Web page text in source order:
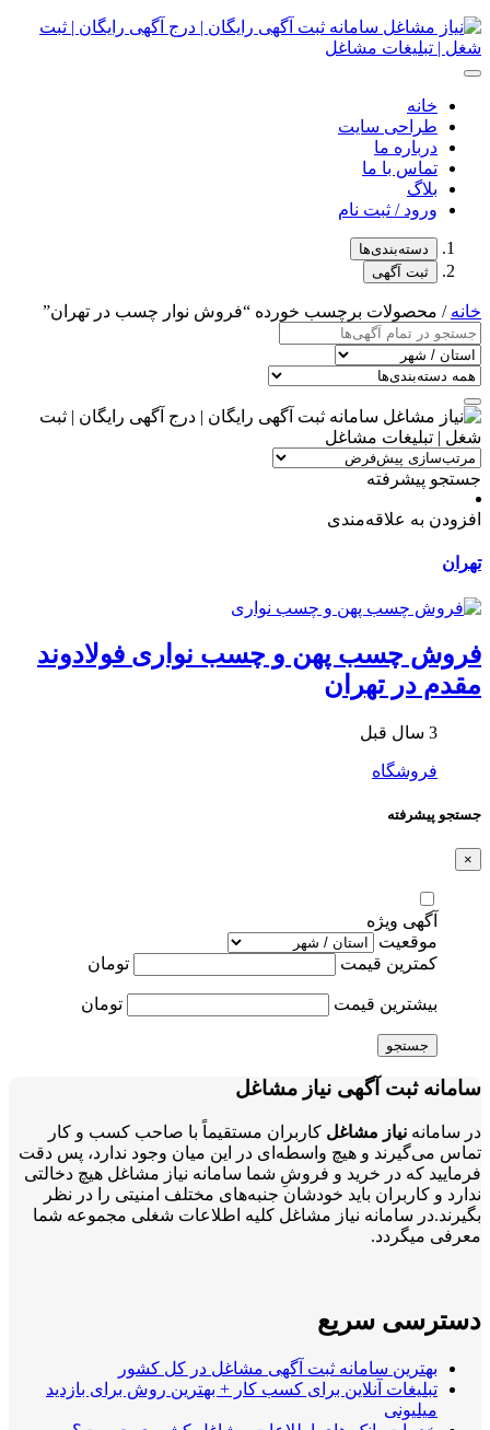
خانه
طراحی سایت
درباره ما
تماس با ما
بلاگ
ورود / ثبت نام
دسته‌بندی‌ها
ثبت آگهی
خانه / محصولات برچسب خورده “فروش نوار چسب در تهران”
جستجو پیشرفته
افزودن به علاقه‌مندی
تهران
فروش چسب پهن و چسب نواری فولادوند
مقدم در تهران
3 سال قبل
فروشگاه
جستجو پیشرفته
×
آگهی ویژه
موقعیت
کمترین قیمت
تومان
بیشترین قیمت تومان
جستجو
سامانه ثبت آگهی نیاز مشاغل
در سامانه نیاز مشاغل کاربران مستقیماً با صاحب کسب و کار
تماس می‌گیرند و هیچ واسطه‌ای در این میان وجود ندارد، پس دقت
فرمایید که در خرید و فروشِ شما سامانه نیاز مشاغل هیچ دخالتی
ندارد و کاربران باید خودشان جنبه‌های مختلف امنیتی را در نظر
بگیرند.در سامانه نیاز مشاغل کلیه اطلاعات شغلی مجموعه شما
معرفی میگردد.
دسترسی سریع
بهترین سامانه ثبت آگهی مشاغل در کل کشور
تبلیغات آنلاین برای کسب کار + بهترین روش برای بازدید
میلیونی